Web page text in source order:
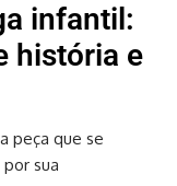
infantil:
história e
peça que se
sua